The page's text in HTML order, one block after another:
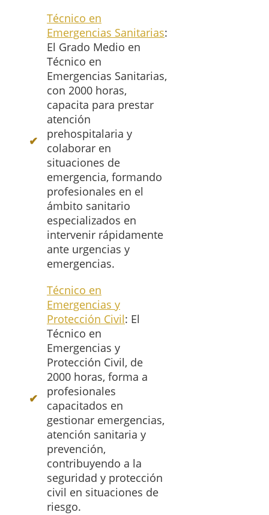
Técnico en
Emergencias Sanitarias:
El Grado Medio en
Técnico en
Emergencias Sanitarias,
con 2000 horas,
capacita para prestar
atención
prehospitalaria y
colaborar en
situaciones de
emergencia, formando
profesionales en el
ámbito sanitario
especializados en
intervenir rápidamente
ante urgencias y
emergencias.
Técnico en
Emergencias y
Protección Civil: El
Técnico en
Emergencias y
Protección Civil, de
2000 horas, forma a
profesionales
capacitados en
gestionar emergencias,
atención sanitaria y
prevención,
contribuyendo a la
seguridad y protección
civil en situaciones de
riesgo.